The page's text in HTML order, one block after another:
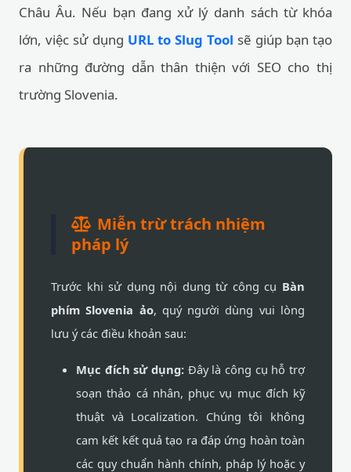
Châu Âu. Nếu bạn đang xử lý danh sách từ khóa
lớn, việc sử dụng URL to Slug Tool sẽ giúp bạn tạo
ra những đường dẫn thân thiện với SEO cho thị
trường Slovenia.
Miễn trừ trách nhiệm
pháp lý
Trước khi sử dụng nội dung từ công cụ Bàn
phím Slovenia ảo, quý người dùng vui lòng
lưu ý các điều khoản sau:
Mục đích sử dụng: Đây là công cụ hỗ trợ
soạn thảo cá nhân, phục vụ mục đích kỹ
thuật và Localization. Chúng tôi không
cam kết kết quả tạo ra đáp ứng hoàn toàn
các quy chuẩn hành chính, pháp lý hoặc y